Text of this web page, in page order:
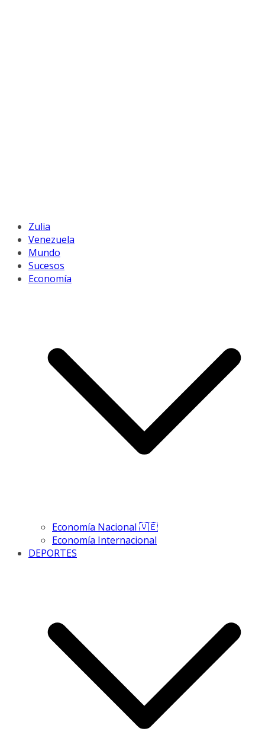
Zulia
Venezuela
Mundo
Sucesos
Economía
Economía Nacional 🇻🇪
Economía Internacional
DEPORTES